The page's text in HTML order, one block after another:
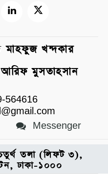
মাহফুজ খন্দকার
আরিফ মুসতাহসান
564616
Messenger
তলা (লিফট ৩),
ঢাকা-১০০০